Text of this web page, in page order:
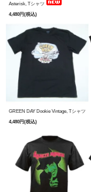
Asterisk, Tシャツ
4,480円(税込)
GREEN DAY Dookie Vintage, Tシャツ
4,480円(税込)